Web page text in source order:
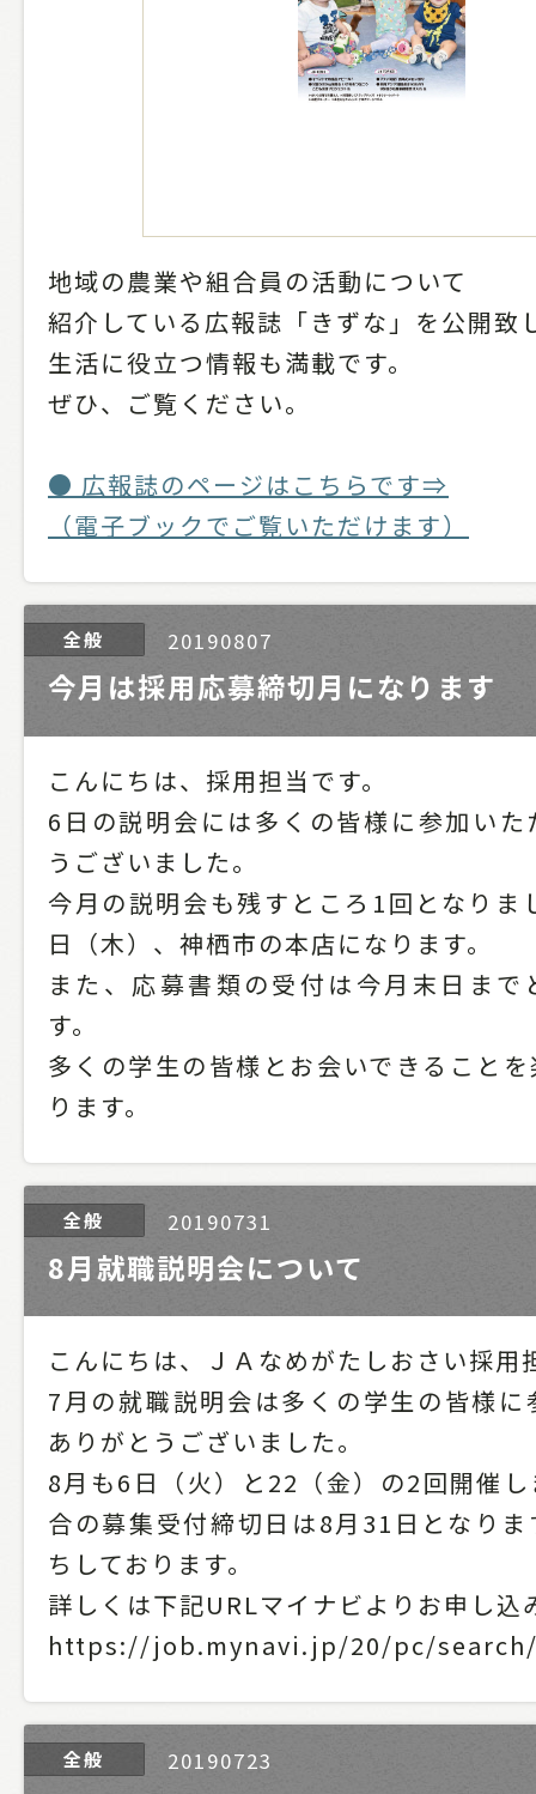
地域の農業や組合員の活動について
紹介している広報誌「きずな」を公開致
生活に役立つ情報も満載です。
ぜひ、ご覧ください。
● 広報誌のページはこちらです⇒
（電子ブックでご覧いただけます）
20190807
全般
今月は採用応募締切月になります
こんにちは、採用担当です。
6日の説明会には多くの皆様に参加いた
うございました。
今月の説明会も残すところ1回となりま
日（木）、神栖市の本店になります。
また、応募書類の受付は今月末日まで
す。
多くの学生の皆様とお会いできること
ります。
20190731
全般
8月就職説明会について
こんにちは、ＪＡなめがたしおさい採用
7月の就職説明会は多くの学生の皆様に
ありがとうございました。
8月も6日（火）と22（金）の2回開催
合の募集受付締切日は8月31日となり
ちしております。
詳しくは下記URLマイナビよりお申し込
https://job.mynavi.jp/20/pc/
20190723
全般